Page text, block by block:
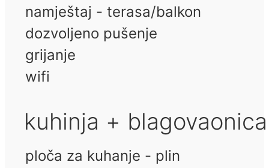
namještaj - terasa/balkon
dozvoljeno pušenje
grijanje
wifi
kuhinja + blagovaonica
ploča za kuhanje - plin